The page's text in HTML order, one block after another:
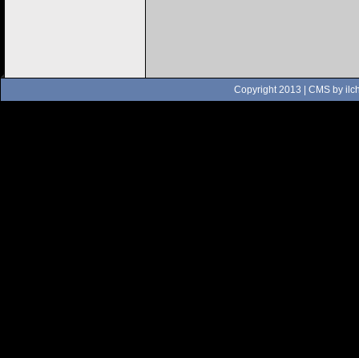
Copyright 2013 | CMS by